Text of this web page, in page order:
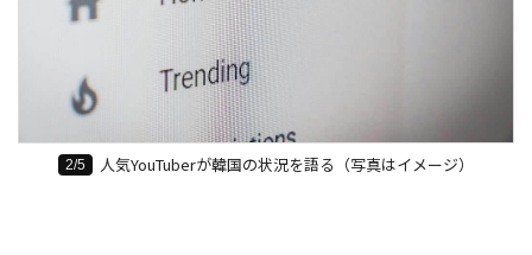
2/5 人気YouTuberが韓国の状況を語る（写真はイメージ）